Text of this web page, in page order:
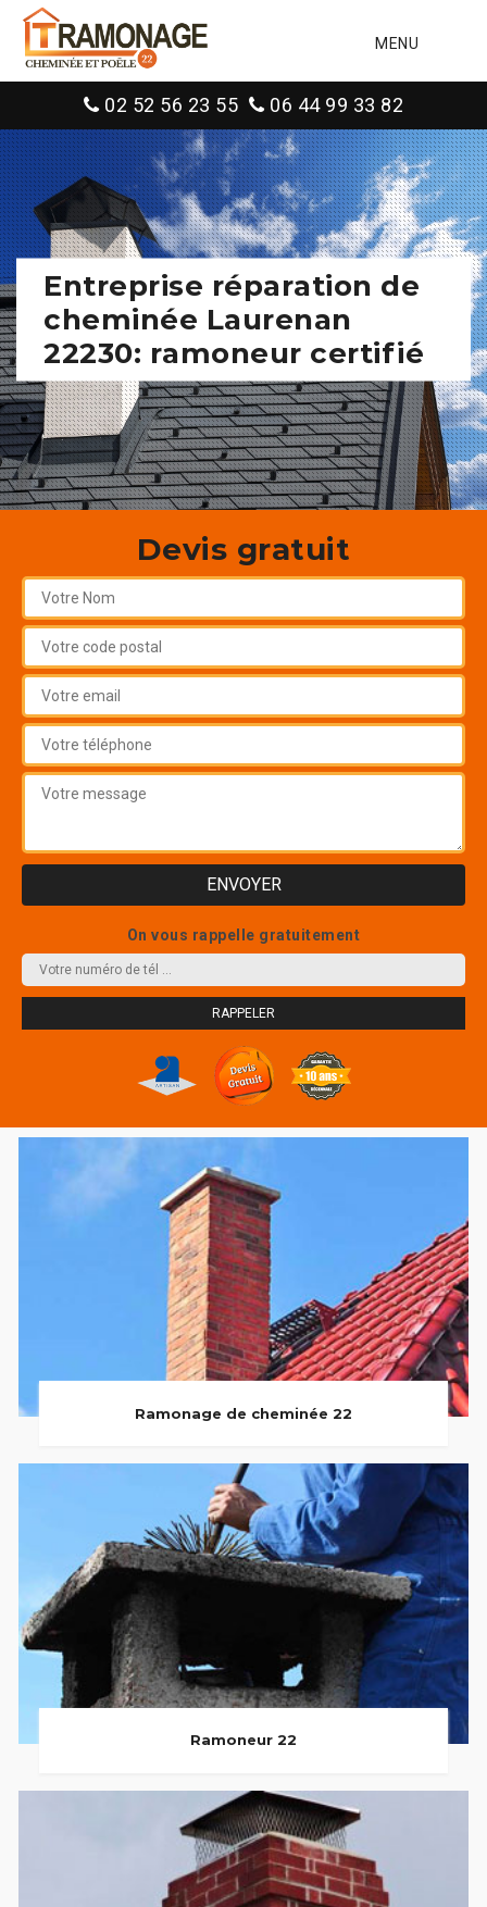
MENU
02 52 56 23 55 06 44 99 33 82
Entreprise réparation de
cheminée Laurenan
22230: ramoneur certifié
Devis gratuit
On vous rappelle gratuitement
Ramonage de cheminée 22
Ramoneur 22